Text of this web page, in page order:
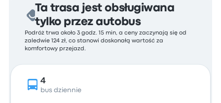
Ta trasa jest obsługiwana
tylko przez autobus
Podróż trwa około 3 godz. 15 min, a ceny zaczynają się od
zaledwie 124 zł, co stanowi doskonałą wartość za
komfortowy przejazd.
4
bus dziennie